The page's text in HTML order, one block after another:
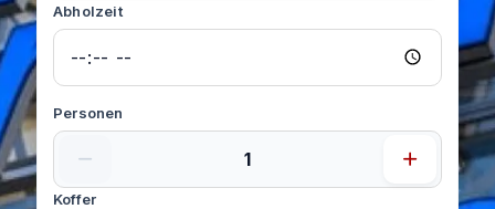
Abholzeit
Personen
Koffer